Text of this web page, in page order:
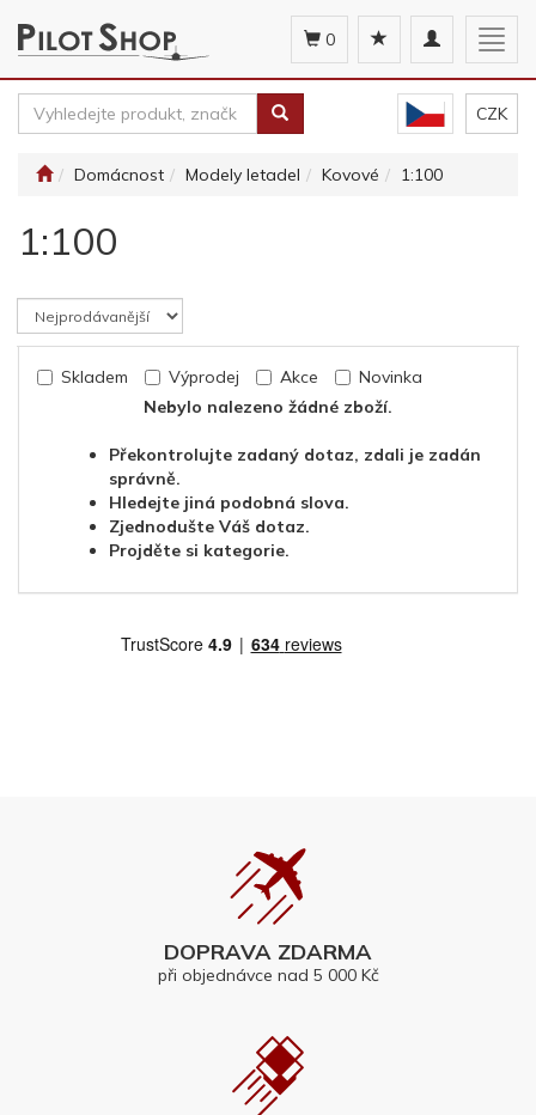
Toggle
navigation
0
CZK
Domácnost Modely letadel Kovové 1:100
1:100
Skladem Výprodej Akce
Novinka
Nebylo nalezeno žádné zboží.
Překontrolujte zadaný dotaz, zdali je zadán
správně.
Hledejte jiná podobná slova.
Zjednodušte Váš dotaz.
Projděte si kategorie.
DOPRAVA ZDARMA
při objednávce nad 5 000 Kč